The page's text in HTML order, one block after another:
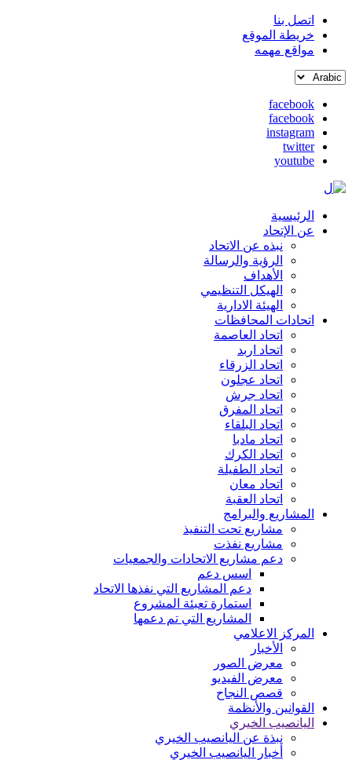
القائمة
العلوية
(header
top)
اتصل بنا
خريطة الموقع
مواقع مهمه
Select
language
social
media
facebook
facebook
instagram
twitter
youtube
Main
navigation
الرئيسية
عن الإتحاد
نبذه عن الاتحاد
الرؤية والرسالة
الأهداف
الهيكل التنظيمي
الهيئة الادارية
اتحادات المحافظات
اتحاد العاصمة
اتحاد اربد
اتحاد الزرقاء
اتحاد عجلون
اتحاد جرش
اتحاد المفرق
اتحاد البلقاء
اتحاد مادبا
اتحاد الكرك
اتحاد الطفيلة
اتحاد معان
اتحاد العقبة
المشاريع والبرامج
مشاريع تحت التنفيذ
مشاريع نفذت
دعم مشاريع الاتحادات والجمعيات
اسس دعم
دعم المشاريع التي نفذها الاتحاد
استمارة تعبئة المشروع
المشاريع التي تم دعمها
المركز الاعلامي
الأخبار
معرض الصور
معرض الفيديو
قصص النجاح
القوانين والأنظمة
اليانصيب الخيري
نبذة عن اليانصيب الخيري
أخبار اليانصيب الخيري